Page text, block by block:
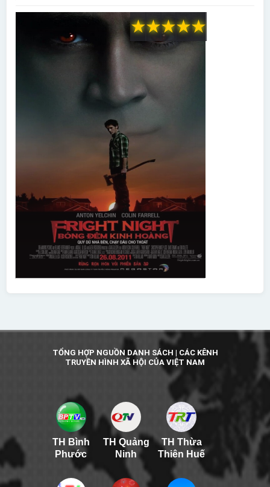
★
★
★
★
★
TỔNG HỢP NGUỒN DANH SÁCH | CÁC KÊNH
TRUYỀN HÌNH XÃ HỘI CỦA VIỆT NAM
TH Bình
Phước
TH Quảng
Ninh
TH Thừa
Thiên Huế